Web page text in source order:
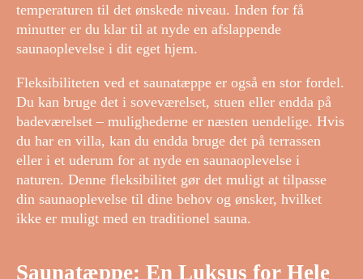
temperaturen til det ønskede niveau. Inden for få
minutter er du klar til at nyde en afslappende
saunaoplevelse i dit eget hjem.
Fleksibiliteten ved et saunatæppe er også en stor fordel.
Du kan bruge det i soveværelset, stuen eller endda på
badeværelset – mulighederne er næsten uendelige. Hvis
du har en villa, kan du endda bruge det på terrassen
eller i et uderum for at nyde en saunaoplevelse i
naturen. Denne fleksibilitet gør det muligt at tilpasse
din saunaoplevelse til dine behov og ønsker, hvilket
ikke er muligt med en traditionel sauna.
Saunatæppe: En Luksus for Hele